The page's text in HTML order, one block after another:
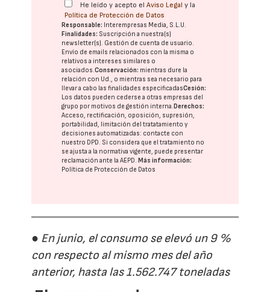
He leído y acepto elAviso Legal y la
Política de Protección de Datos
Responsable: Interempresas Media, S.L.U.
Finalidades: Suscripción a nuestra(s)
newsletter(s). Gestión de cuenta de usuario.
Envío de emails relacionados con la misma o
relativos a intereses similares o
asociados.Conservación: mientras dure la
relación con Ud., o mientras sea necesario para
llevar a cabo las finalidades especificadasCesión:
Los datos pueden cederse a otras empresas del
grupo por motivos de gestión interna. Derechos:
Acceso, rectificación, oposición, supresión,
portabilidad, limitación del tratatamiento y
decisiones automatizadas: contacte con
nuestro DPD. Si considera que el tratamiento no
se ajusta a la normativa vigente, puede presentar
reclamación ante laAEPD. Más información:
Política de Protección de Datos
● En junio, el consumo se elevó un 9 %
con respecto al mismo mes del año
anterior, hasta las 1.562.747 toneladas